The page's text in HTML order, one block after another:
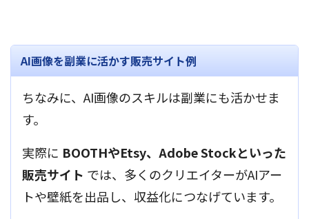
AI画像を副業に活かす販売サイト例
ちなみに、AI画像のスキルは副業にも活かせま
す。
実際に BOOTHやEtsy、Adobe Stockといった
販売サイト では、多くのクリエイターがAIアー
トや壁紙を出品し、収益化につなげています。